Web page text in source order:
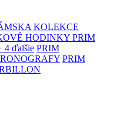
KOLEKCE
HODINKY PRIM
4 ďalšie PRIM
PRIM